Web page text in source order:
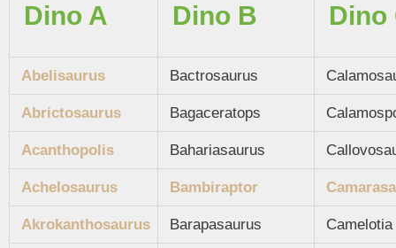
Dino A Dino B Dino
Abelisaurus Bactrosaurus
Abrictosaurus Bagaceratops
Acanthopolis Bahariasaurus
Achelosaurus Bambiraptor
Akrokanthosaurus Barapasaurus Camelotia